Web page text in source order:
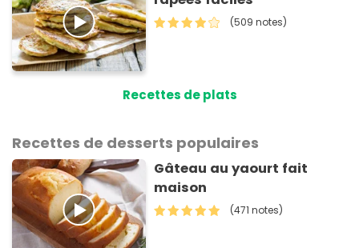
(509 notes)
Recettes de plats
Recettes de desserts populaires
Gâteau au yaourt fait
maison
(471 notes)